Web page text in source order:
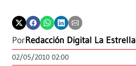
PorRedacción Digital La Estrella
02/05/2010 02:00